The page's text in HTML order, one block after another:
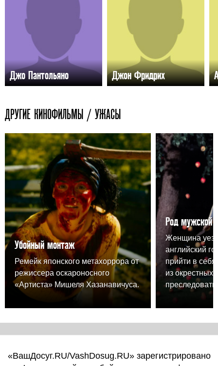
Джо Пантольяно Джон Фридрих
ДРУГИЕ КИНОФИЛЬМЫ / УЖАСЫ
Убойный монтаж
Ремейк японского метахоррора от
режиссера оскароносного
«Артиста» Мишеля Хазанавичуса.
Род мужской
Женщина
английский
прийти в
из окрестных
преследовать.
«ВашДосуг.RU/VashDosug.RU» зарегистрировано